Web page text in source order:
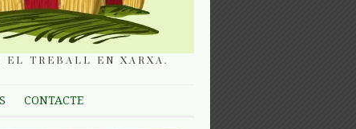
EL TREBALL EN XARXA.
CONTACTE